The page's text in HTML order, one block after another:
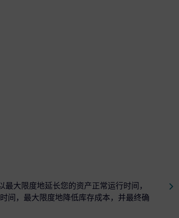
最大限度地延长您的资产正常运行时间，
间，最大限度地降低库存成本，并最终确